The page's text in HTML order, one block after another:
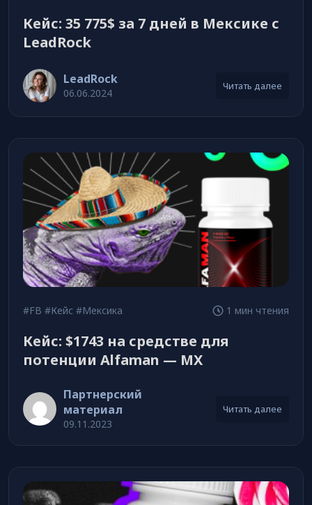
Кейс: 35 775$ за 7 дней в Мексике с
LeadRock
LeadRock
06.06.2024
Читать далее
#FB #Кейс #Мексика 1 мин чтения
Кейс: $1743 на средстве для
потенции Alfaman — MX
Партнерский
материал
09.11.2023
Читать далее